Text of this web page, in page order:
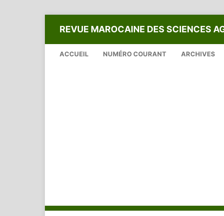
REVUE MAROCAINE DES SCIENCES
ACCUEIL NUMÉRO COURANT ARCHIVES